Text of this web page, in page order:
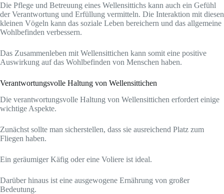
Die Pflege und Betreuung eines Wellensittichs kann auch ein Gefühl
der Verantwortung und Erfüllung vermitteln. Die Interaktion mit diesen
kleinen Vögeln kann das soziale Leben bereichern und das allgemeine
Wohlbefinden verbessern.
Das Zusammenleben mit Wellensittichen kann somit eine positive
Auswirkung auf das Wohlbefinden von Menschen haben.
Verantwortungsvolle Haltung von Wellensittichen
Die verantwortungsvolle Haltung von Wellensittichen erfordert einige
wichtige Aspekte.
Zunächst sollte man sicherstellen, dass sie ausreichend Platz zum
Fliegen haben.
Ein geräumiger Käfig oder eine Voliere ist ideal.
Darüber hinaus ist eine ausgewogene Ernährung von großer
Bedeutung.